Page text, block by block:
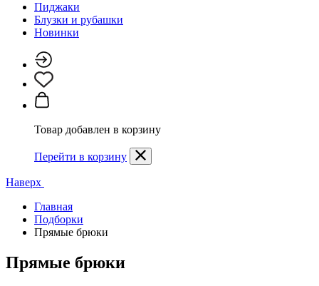
Пиджаки
Блузки и рубашки
Новинки
Товар добавлен в корзину
Перейти в корзину
Наверх
Главная
Подборки
Прямые брюки
Прямые брюки